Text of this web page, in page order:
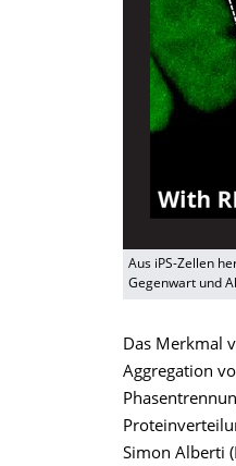
Aus iPS-Zellen
Gegenwart und
Das Merkmal
Aggregation
Simon Alberti